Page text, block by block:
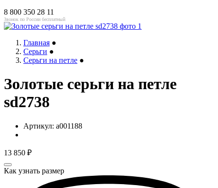
8 800 350 28 11
Звонок по России бесплатный
Главная ●
Серьги ●
Серьги на петле ●
Золотые серьги на петле
sd2738
Артикул: a001188
13 850 ₽
Как узнать размер